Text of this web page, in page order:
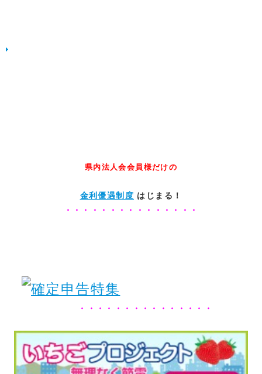
県内法人会会員様だけの
金利優遇制度 はじまる！
・・・・・・・・・・・・・・・
・・・・・・・・・・・・・・・